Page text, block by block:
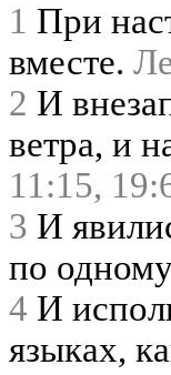
1 При
вместе.
2 И
ветра, и
11:15,
3 И
по
4 И
языках,